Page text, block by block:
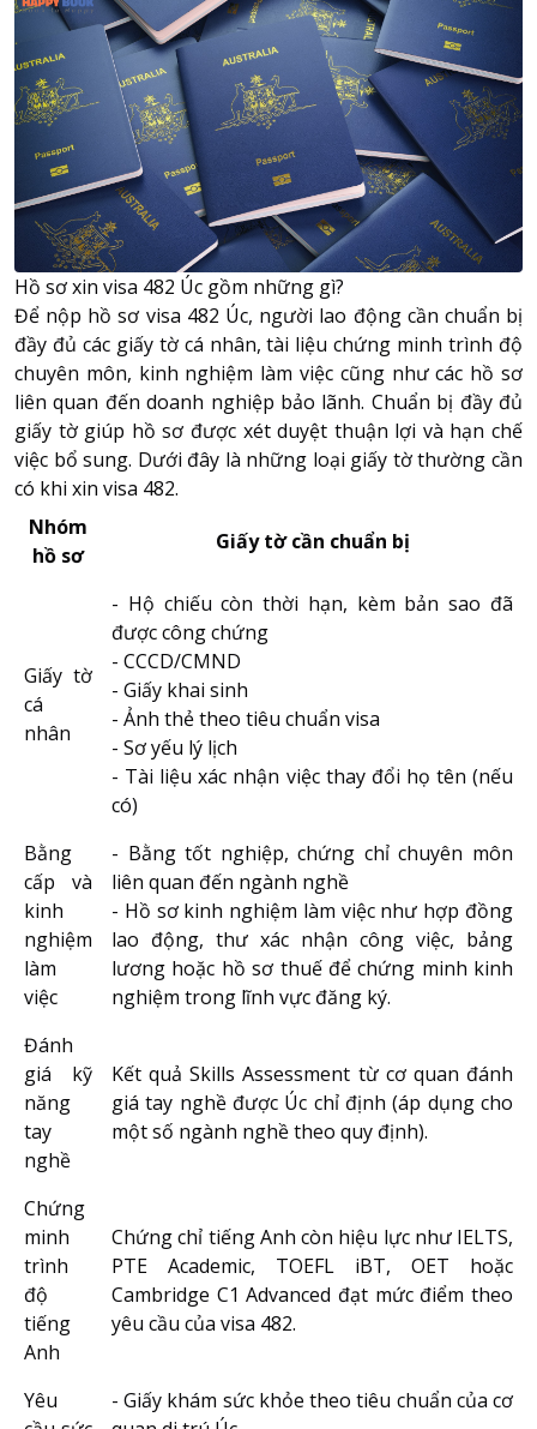
Hồ sơ xin visa 482 Úc gồm những gì?
Để nộp hồ sơ visa 482 Úc, người lao động cần chuẩn bị
đầy đủ các giấy tờ cá nhân, tài liệu chứng minh trình độ
chuyên môn, kinh nghiệm làm việc cũng như các hồ sơ
liên quan đến doanh nghiệp bảo lãnh. Chuẩn bị đầy đủ
giấy tờ giúp hồ sơ được xét duyệt thuận lợi và hạn chế
việc bổ sung. Dưới đây là những loại giấy tờ thường cần
có khi xin visa 482.
Nhóm
hồ sơ
Giấy tờ cần chuẩn bị
Giấy tờ
cá
nhân
- Hộ chiếu còn thời hạn, kèm bản sao đã
được công chứng
- CCCD/CMND
- Giấy khai sinh
- Ảnh thẻ theo tiêu chuẩn visa
- Sơ yếu lý lịch
- Tài liệu xác nhận việc thay đổi họ tên (nếu
có)
Bằng
cấp và
kinh
nghiệm
làm
việc
- Bằng tốt nghiệp, chứng chỉ chuyên môn
liên quan đến ngành nghề
- Hồ sơ kinh nghiệm làm việc như hợp đồng
lao động, thư xác nhận công việc, bảng
lương hoặc hồ sơ thuế để chứng minh kinh
nghiệm trong lĩnh vực đăng ký.
Đánh
giá kỹ
năng
tay
nghề
Kết quả Skills Assessment từ cơ quan đánh
giá tay nghề được Úc chỉ định (áp dụng cho
một số ngành nghề theo quy định).
Chứng
minh
trình
độ
tiếng
Anh
Chứng chỉ tiếng Anh còn hiệu lực như IELTS,
PTE Academic, TOEFL iBT, OET hoặc
Cambridge C1 Advanced đạt mức điểm theo
yêu cầu của visa 482.
Yêu
- Giấy khám sức khỏe theo tiêu chuẩn của cơ